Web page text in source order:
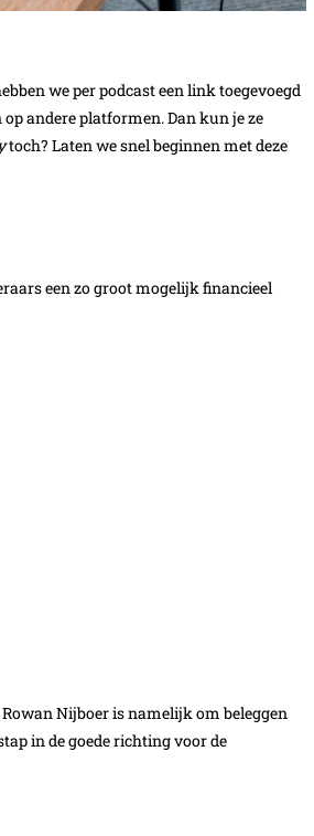
we per podcast een link toegevoegd
andere platformen. Dan kun je ze
toch? Laten we snel beginnen met deze
een zo groot mogelijk financieel
Nijboer is namelijk om beleggen
in de goede richting voor de